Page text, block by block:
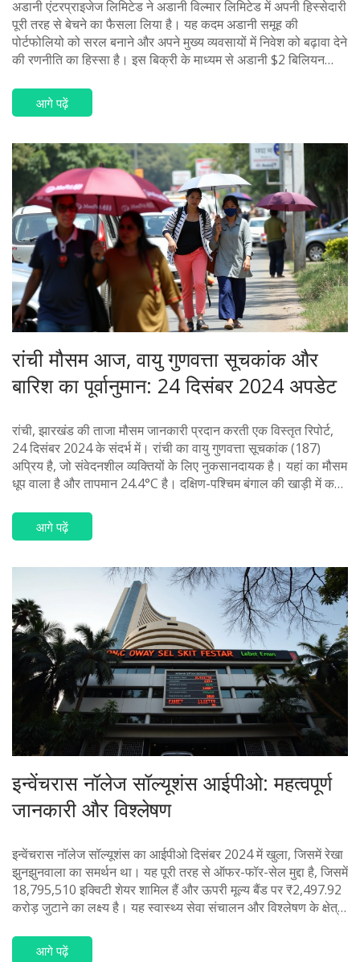
अडानी एंटरप्राइजेज लिमिटेड ने अडानी विल्मार लिमिटेड में अपनी हिस्सेदारी
पूरी तरह से बेचने का फैसला लिया है। यह कदम अडानी समूह की
पोर्टफोलियो को सरल बनाने और अपने मुख्य व्यवसायों में निवेश को बढ़ावा देने
की रणनीति का हिस्सा है। इस बिक्री के माध्यम से अडानी $2 बिलियन
आगे पढ़ें
रांची मौसम आज, वायु गुणवत्ता सूचकांक और
बारिश का पूर्वानुमान: 24 दिसंबर 2024 अपडेट
रांची, झारखंड की ताजा मौसम जानकारी प्रदान करती एक विस्तृत रिपोर्ट,
24 दिसंबर 2024 के संदर्भ में। रांची का वायु गुणवत्ता सूचकांक (187)
अप्रिय है, जो संवेदनशील व्यक्तियों के लिए नुकसानदायक है। यहां का मौसम
धूप वाला है और तापमान 24.4°C है। दक्षिण-पश्चिम बंगाल की खाड़ी में कम
हल्की से मध्यम बारिश हो सकती है।
आगे पढ़ें
इन्वेंचरास नॉलेज सॉल्यूशंस आईपीओ: महत्वपूर्ण
जानकारी और विश्लेषण
इन्वेंचरास नॉलेज सॉल्यूशंस का आईपीओ दिसंबर 2024 में खुला, जिसमें रेखा
झुनझुनवाला का समर्थन था। यह पूरी तरह से ऑफर-फॉर-सेल मुद्दा है, जिसमें
18,795,510 इक्विटी शेयर शामिल हैं और ऊपरी मूल्य बैंड पर ₹2,497.92
करोड़ जुटाने का लक्ष्य है। यह स्वास्थ्य सेवा संचालन और विश्लेषण के क्षेत्र
केंद्रित है।आगे पढ़ें